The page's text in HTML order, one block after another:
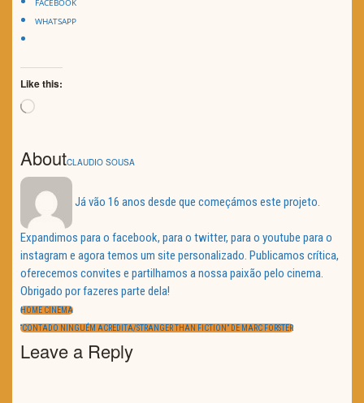
FACEBOOK
WHATSAPP
Like this:
Loading…
AboutCLAUDIO SOUSA
Já vão 16 anos desde que começámos este projeto.
Expandimos para o facebook, para o twitter, para o youtube para o
instagram e agora temos um site personalizado. Publicamos crítica,
oferecemos convites e partilhamos a nossa paixão pelo cinema.
Obrigado por fazeres parte dela!
Navegação
de
artigos
PREVIOUS
HOME CINEMA
NEXT
“CONTADO NINGUÉM ACREDITA/STRANGER THAN FICTION” DE MARC FORSTER
Leave a Reply